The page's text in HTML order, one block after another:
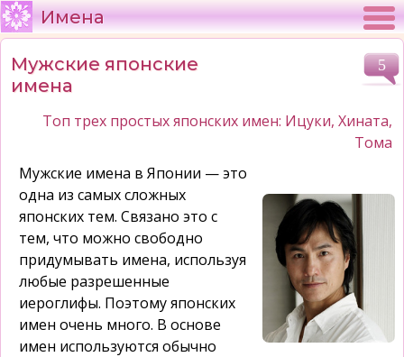
Имена
5
Мужские японские
имена
Топ трех простых японских имен: Ицуки, Хината,
Тома
Мужские имена в Японии — это
одна из самых сложных
японских тем. Связано это с
тем, что можно свободно
придумывать имена, используя
любые разрешенные
иероглифы. Поэтому японских
имен очень много. В основе
имен используются обычно